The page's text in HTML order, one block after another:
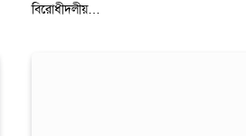
বিরোধীদলীয়…